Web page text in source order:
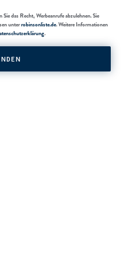
das Recht, Werbeanrufe abzulehnen. Sie
unterrobinsonliste.de. Weitere Informationen
.